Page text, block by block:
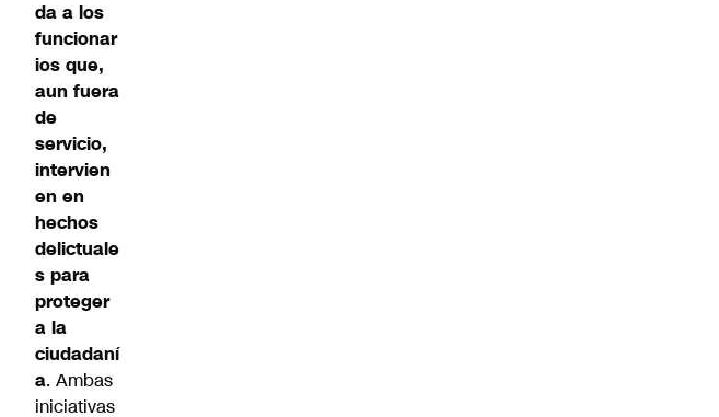
da a los
funcionar
ios que,
aun fuera
de
servicio,
intervien
en en
hechos
delictuale
s para
proteger
a la
ciudadaní
a. Ambas
iniciativas